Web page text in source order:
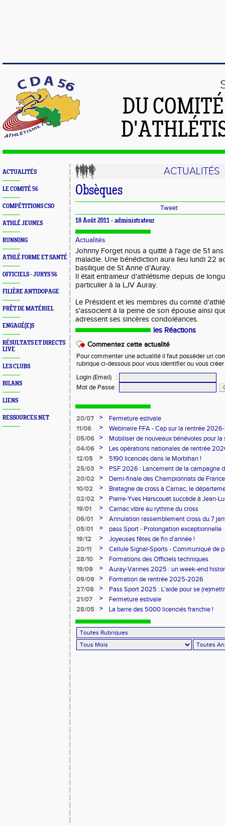
DU
ACTUALITÉS
LE COMITÉ 56
COMPÉTITIONS CSO
ATHLÉ JEUNES
RUNNING
ATHLÉ FORME ET SANTÉ
OFFICIELS - JURYS 56
FILIÈRE ANTIDOPAGE
PRÊT DE MATÉRIEL
ENGAGÉ(E)S
RÉSULTATS ET DIRECTS
LIVE
LES CLUBS
BILANS
LIENS
RESSOURCES.NET
ACTUALITÉS
Obsèques
Tweet
18 Août 2011 - administrateur
Actualités
Johnny Forget nous a quitté à l'age de 51
maladie. Une bénédiction aura lieu lundi 22
basilique de St Anne d'Auray.
Il était entraineur d'athlétisme depuis de
particulier à la LJV Auray.
Le Président et les membres du comité
s'associent à la peine de son épouse ainsi
adressent ses sincères condoléances.
les Réactions
Commentez cette actualité
Pour commenter une actualité il faut posséder un
rubrique ci-dessous pour vous identifier ou vous
Login (Email)
:
Mot de Passe :
20/07 >
Fermeture estivale
11/06
>
Webinaire FFA - Cap sur la rentrée
05/06
>
Mobiliser de nouveaux bénévoles pour
04/06
>
Les opérations nationales de rentrée
12/05
>
5190 licenciés dans le Morbihan !
25/03
>
PSF 2026 : Lancement de la campagne
20/02
>
Demi-finale des Championnats de
10/02
>
Bretagne de cross à Carnac, le
l'honneur
02/02 >
Pierre-Yves Harscouët succède à Jean-
comité du Morbihan
19/01 >
Carnac vibre au rythme du cross
06/01
>
Annulation rassemblement cross du 7
05/01
>
pass Sport - Prolongation exceptionnelle
19/12
>
Joyeuses fêtes de fin d'année !
20/11
>
Cellule Signal-Sports - Communiqué de
Sports
28/10 >
Formations des Officiels techniques
19/09
>
Auray-Vannes 2025 : un week-end
marathon breton
09/09 >
Formation de rentrée 2025-2026
27/08
>
Pass Sport 2025 : L'aide pour se
21/07
>
Fermeture estivale
28/05
> La barre des 5000 licenciés franchie !